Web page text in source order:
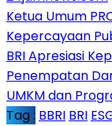
Ketua Umum
Kepercayaan
BRI Apresiasi
Penempatan
UMKM dan
Tag : BBRI BRI